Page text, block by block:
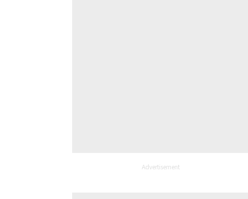
Advertisement